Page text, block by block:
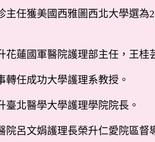
主任獲美國西雅圖西北大學選為
花蓮國軍醫院護理部主任，王桂
轉任成功大學護理系教授。
臺北醫學大學護理學院院長。
院呂文娟護理長榮升仁愛院區督